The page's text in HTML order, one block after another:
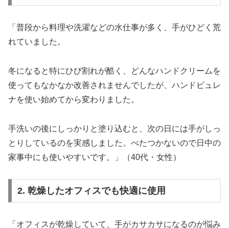
「普段から料理や洗濯などの水仕事が多く、手がひどく荒
れていました。
冬になると特にひび割れが酷く、どんなハンドクリームを
使ってもなかなか改善されませんでしたが、ハンドピュレ
ナを使い始めてから変わりました。
手洗いの後にしっかりと塗り込むと、次の日には手がしっ
とりしているのを実感しました。べたつかないので日中の
家事中にも使いやすいです。」（40代・女性）
2. 乾燥したオフィスでも快適に使用
「オフィスが乾燥していて、手がカサカサになるのが悩み